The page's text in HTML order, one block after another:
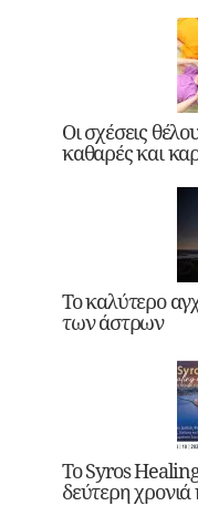
Οι σχέσεις
καθαρές και
Το καλύτερο
των άστρων
Το Syros
δεύτερη χρονιά